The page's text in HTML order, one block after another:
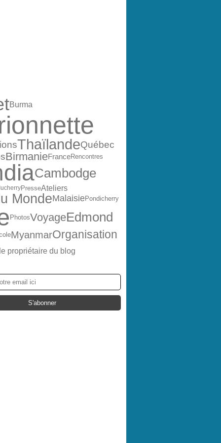
Burma
ThaïlandeQuébec
BirmanieFranceRencontres
Cambodge
PresseAteliers
MondeMalaisiePondicherry
PhotosVoyageEdmond
MyanmarOrganisation
propriétaire du blog